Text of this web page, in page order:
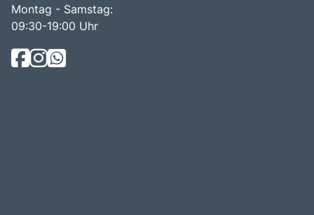
Montag - Samstag:
09:30-19:00 Uhr